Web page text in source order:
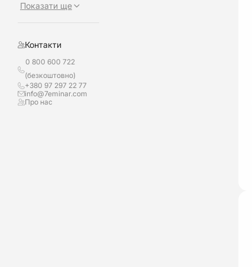
Показати ще
Контакти
0 800 600 722
(безкоштовно)
+380 97 297 22 77
info@7eminar.com
Про нас